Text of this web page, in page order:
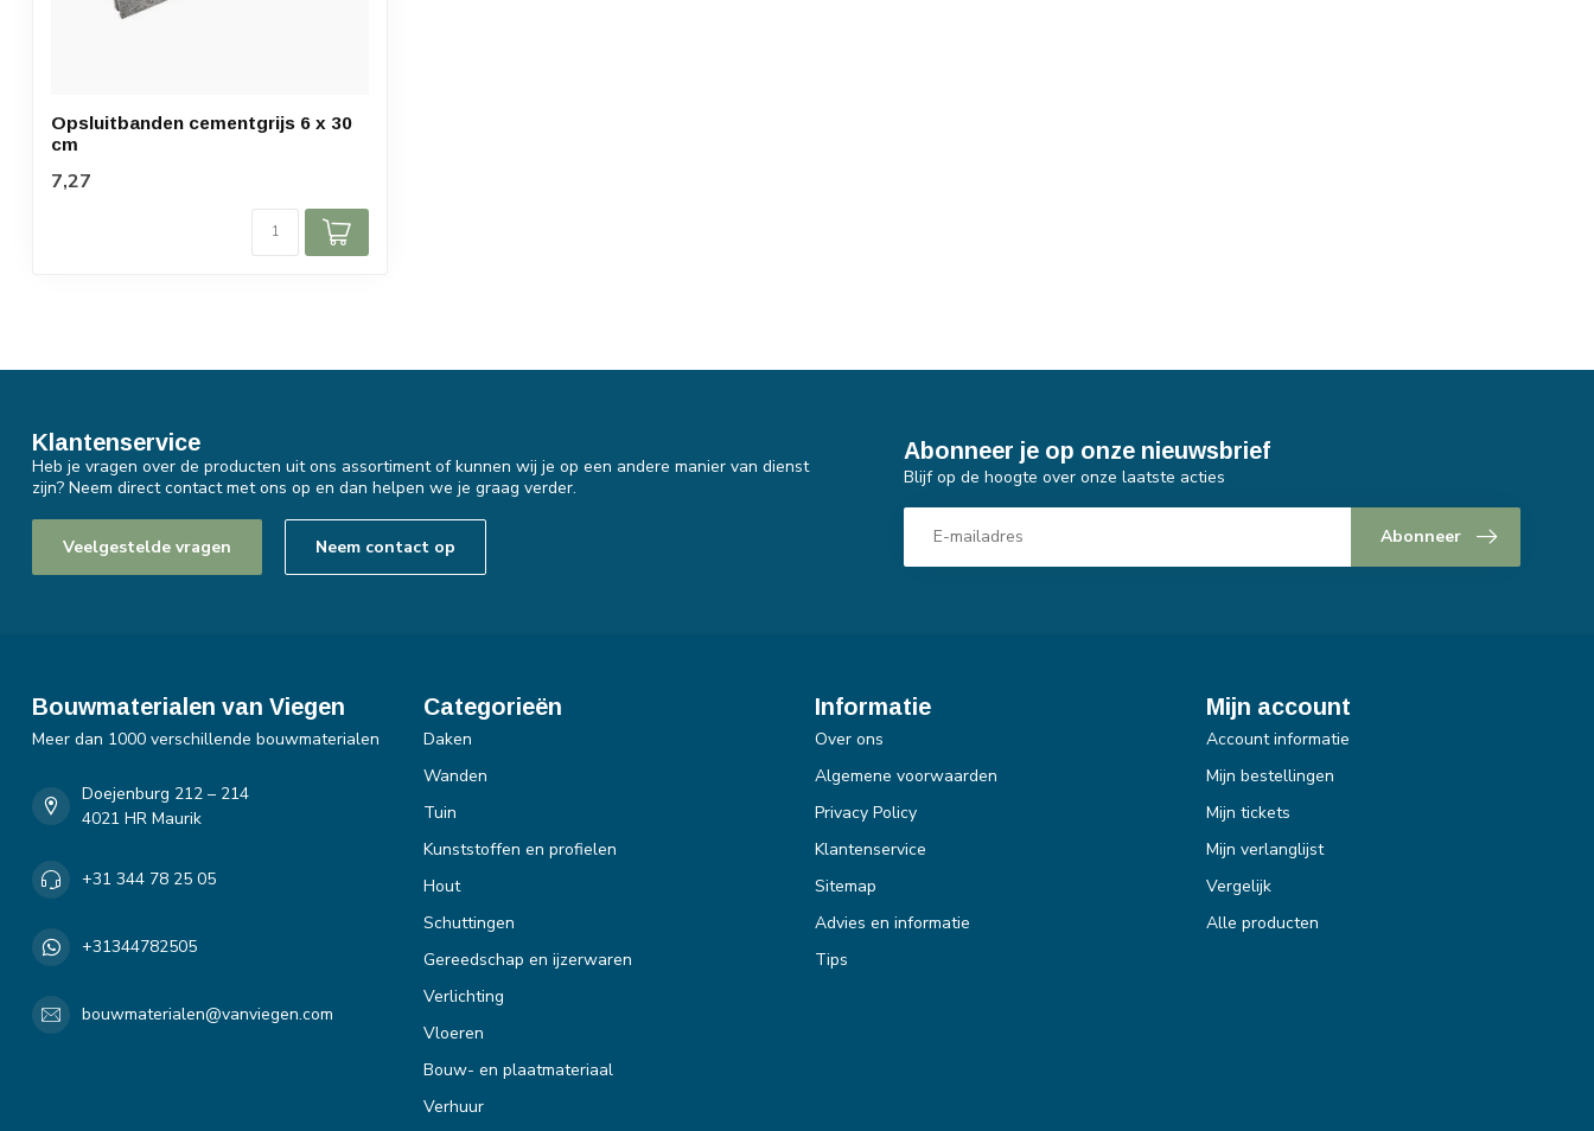
Opsluitbanden cementgrijs 6 x 30
cm
7,27
Klantenservice
Heb je vragen over de producten uit ons assortiment of kunnen wij je op een andere manier van dienst
zijn? Neem direct contact met ons op en dan helpen we je graag verder.
Veelgestelde vragen Neem contact op
Abonneer je op onze nieuwsbrief
Blijf op de hoogte over onze laatste acties
Abonneer
Bouwmaterialen van Viegen
Meer dan 1000 verschillende bouwmaterialen
Doejenburg 212 – 214
4021 HR Maurik
+31 344 78 25 05
+31344782505
bouwmaterialen@vanviegen.com
Categorieën
Daken
Wanden
Tuin
Kunststoffen en profielen
Hout
Schuttingen
Gereedschap en ijzerwaren
Verlichting
Vloeren
Bouw- en plaatmateriaal
Verhuur
Informatie
Over ons
Algemene voorwaarden
Privacy Policy
Klantenservice
Sitemap
Advies en informatie
Tips
Mijn account
Account informatie
Mijn bestellingen
Mijn tickets
Mijn verlanglijst
Vergelijk
Alle producten